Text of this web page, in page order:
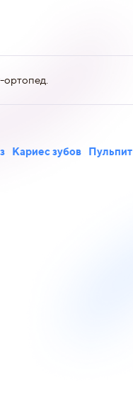
ортопед.
Кариес зубов Пульпит